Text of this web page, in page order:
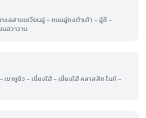
เลสาบเซวียนอู่ - ถนนอู่ถงต้าเต้า - อู๋ซี -
ฮวาวาน
เขาหูชิว - เซี่ยงไฮ้ - เซี่ยงไฮ้ คลาสสิก ไนท์ -